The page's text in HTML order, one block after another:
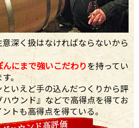
深く扱はなければならないから
にまで強いこだわりを持ってい
す。
いえど手の込んだつくりから評
ウンド』などで高得点を得てお
トも高得点を得ている。